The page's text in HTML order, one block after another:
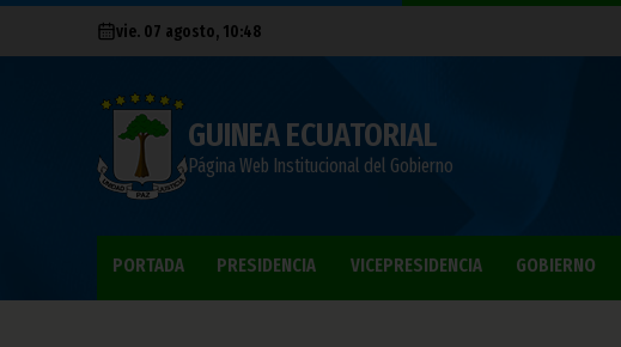
vie. 07 agosto, 10:48
GUINEA ECUATORIAL
Página Web Institucional del Gobierno
PORTADA PRESIDENCIA VICEPRESIDENCIA GOBIERNO